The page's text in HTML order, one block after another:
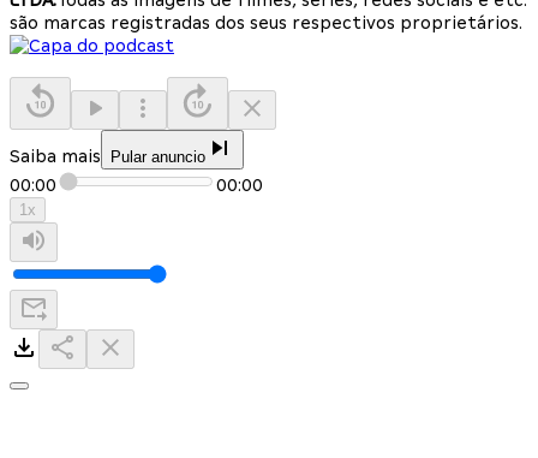
são marcas registradas dos seus respectivos proprietários.
Saiba mais Pular anuncio
00:00 00:00
1x